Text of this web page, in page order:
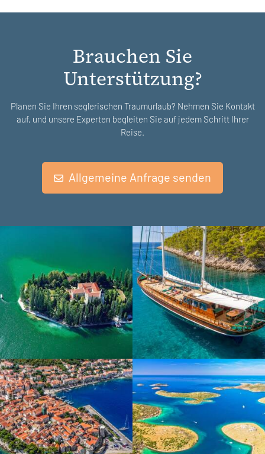
Brauchen Sie
Unterstützung?
Planen Sie Ihren seglerischen Traumurlaub? Nehmen Sie Kontakt
auf, und unsere Experten begleiten Sie auf jedem Schritt Ihrer
Reise.
Allgemeine Anfrage senden